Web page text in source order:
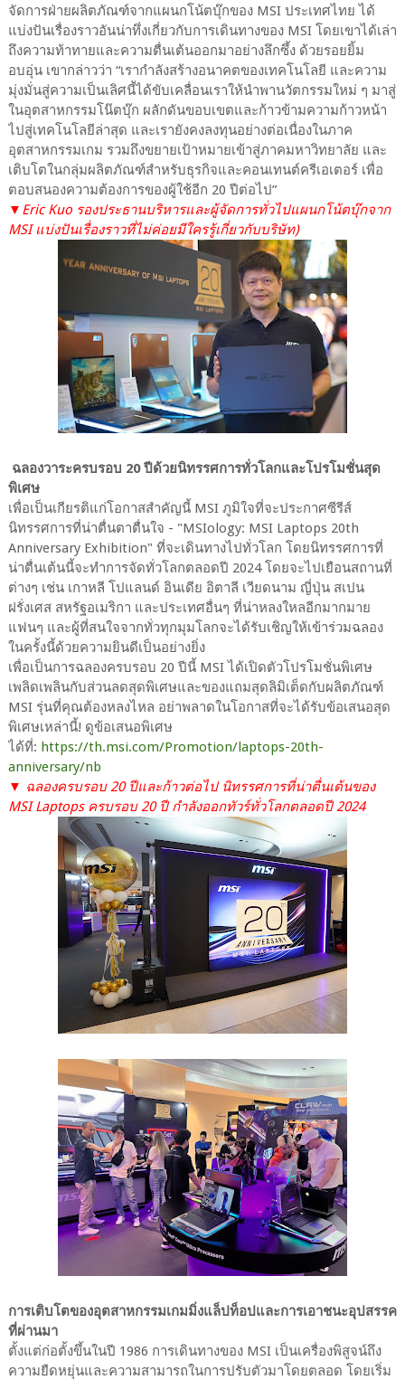
จัดการฝ่ายผลิตภัณฑ์จากแผนกโน้ตบุ๊กของ MSI ประเทศไทย ได้
แบ่งปันเรื่องราวอันน่าทึ่งเกี่ยวกับการเดินทางของ MSI โดยเขาได้เล่า
ถึงความท้าทายและความตื่นเต้นออกมาอย่างลึกซึ้ง ด้วยรอยยิ้ม
อบอุ่น เขากล่าวว่า “เรากำลังสร้างอนาคตของเทคโนโลยี และความ
มุ่งมั่นสู่ความเป็นเลิศนี้ได้ขับเคลื่อนเราให้นำพานวัตกรรมใหม่ ๆ มาสู่
ในอุตสาหกรรมโน๊ตบุ๊ก ผลักดันขอบเขตและก้าวข้ามความก้าวหน้า
ไปสู่เทคโนโลยีล่าสุด และเรายังคงลงทุนอย่างต่อเนื่องในภาค
อุตสาหกรรมเกม รวมถึงขยายเป้าหมายเข้าสู่ภาคมหาวิทยาลัย และ
เติบโตในกลุ่มผลิตภัณฑ์สำหรับธุรกิจและคอนเทนต์ครีเอเตอร์ เพื่อ
ตอบสนองความต้องการของผู้ใช้อีก 20 ปีต่อไป”
▼ Eric Kuo รองประธานบริหารและผู้จัดการทั่วไปแผนกโน้ตบุ๊กจาก
MSI แบ่งปันเรื่องราวที่ไม่ค่อยมีใครรู้เกี่ยวกับบริษัท)
ฉลองวาระครบรอบ 20 ปีด้วยนิทรรศการทั่วโลกและโปรโมชั่นสุด
พิเศษ
เพื่อเป็นเกียรติแก่โอกาสสำคัญนี้ MSI ภูมิใจที่จะประกาศซีรีส์
นิทรรศการที่น่าตื่นตาตื่นใจ - "MSIology: MSI Laptops 20th
Anniversary Exhibition" ที่จะเดินทางไปทั่วโลก โดยนิทรรศการที่
น่าตื่นเต้นนี้จะทำการจัดทั่วโลกตลอดปี 2024 โดยจะไปเยือนสถานที่
ต่างๆ เช่น เกาหลี โปแลนด์ อินเดีย อิตาลี เวียดนาม ญี่ปุ่น สเปน
ฝรั่งเศส สหรัฐอเมริกา และประเทศอื่นๆ ที่น่าหลงใหลอีกมากมาย
แฟนๆ และผู้ที่สนใจจากทั่วทุกมุมโลกจะได้รับเชิญให้เข้าร่วมฉลอง
ในครั้งนี้ด้วยความยินดีเป็นอย่างยิ่ง
เพื่อเป็นการฉลองครบรอบ 20 ปีนี้ MSI ได้เปิดตัวโปรโมชั่นพิเศษ
เพลิดเพลินกับส่วนลดสุดพิเศษและของแถมสุดลิมิเต็ดกับผลิตภัณฑ์
MSI รุ่นที่คุณต้องหลงไหล อย่าพลาดในโอกาสที่จะได้รับข้อเสนอสุด
พิเศษเหล่านี้! ดูข้อเสนอพิเศษ
ได้ที่: https://th.msi.com/Promotion/laptops-20th-
anniversary/nb
▼ ฉลองครบรอบ 20 ปีและก้าวต่อไป นิทรรศการที่น่าตื่นเต้นของ
MSI Laptops ครบรอบ 20 ปี กำลังออกทัวร์ทั่วโลกตลอดปี 2024
การเติบโตของอุตสาหกรรมเกมมิ่งแล็ปท็อปและการเอาชนะอุปสรรค
ที่ผ่านมา
ตั้งแต่ก่อตั้งขึ้นในปี 1986 การเดินทางของ MSI เป็นเครื่องพิสูจน์ถึง
ความยืดหยุ่นและความสามารถในการปรับตัวมาโดยตลอด โดยเริ่ม